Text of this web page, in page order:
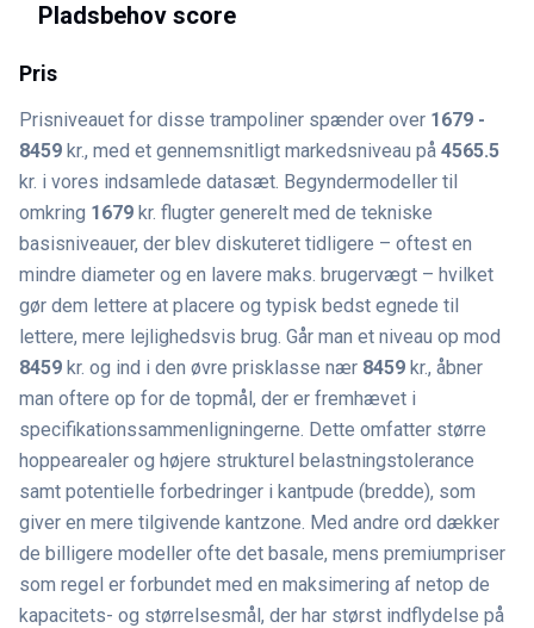
Pladsbehov score
Pris
Prisniveauet for disse trampoliner spænder over 1679 -
8459 kr., med et gennemsnitligt markedsniveau på 4565.5
kr. i vores indsamlede datasæt. Begyndermodeller til
omkring 1679 kr. flugter generelt med de tekniske
basisniveauer, der blev diskuteret tidligere – oftest en
mindre diameter og en lavere maks. brugervægt – hvilket
gør dem lettere at placere og typisk bedst egnede til
lettere, mere lejlighedsvis brug. Går man et niveau op mod
8459 kr. og ind i den øvre prisklasse nær 8459 kr., åbner
man oftere op for de topmål, der er fremhævet i
specifikationssammenligningerne. Dette omfatter større
hoppearealer og højere strukturel belastningstolerance
samt potentielle forbedringer i kantpude (bredde), som
giver en mere tilgivende kantzone. Med andre ord dækker
de billigere modeller ofte det basale, mens premiumpriser
som regel er forbundet med en maksimering af netop de
kapacitets- og størrelsesmål, der har størst indflydelse på